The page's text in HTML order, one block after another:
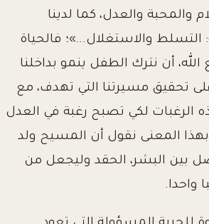
والمحبة والعدل، كما لدينا
التسلط والاستغلال...»؛ فالحياة
الله، أن نترك الطفل ينمو بداخلنا
تحقيق مسيرتنا التي تهدف، مع
الرغبات لكي تصبح رغبة في العدل
المعنى نقول أن المسيح ولد
بين البشر، الحقد وليجعل من
واحدا.